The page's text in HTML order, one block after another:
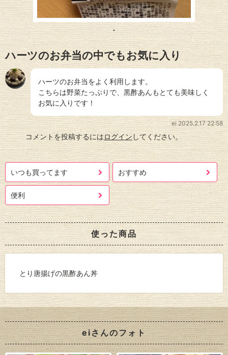
ハーツのお弁当の中でもお気に入り
ハーツのお弁当をよく利用します。
こちらは野菜たっぷりで、黒酢あんもとても美味しく
お気に入りです！
ei2025.2.17 22:58
コメントを投稿するにはログイン してください。
いつも買ってます おすすめ
便利
使った商品
とり唐揚げの黒酢あん丼
eiさんのフォト